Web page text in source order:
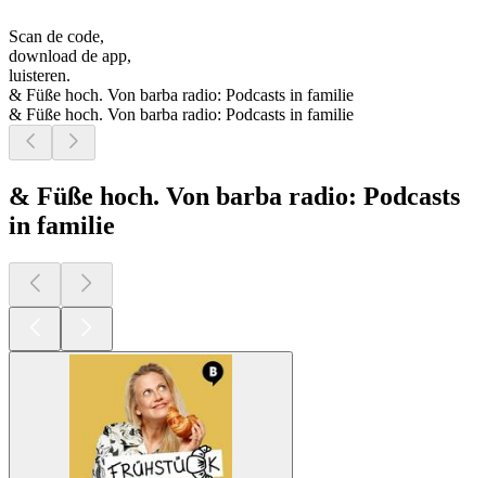
Scan de code,
download de app,
luisteren.
& Füße hoch. Von barba radio: Podcasts in familie
& Füße hoch. Von barba radio: Podcasts in familie
& Füße hoch. Von barba radio: Podcasts
in familie